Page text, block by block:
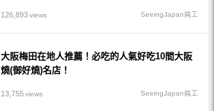
126,893views SeeingJapan員工
大阪梅田在地人推薦！必吃的人氣好吃10間大阪
燒(御好燒)名店！
13,755views SeeingJapan員工